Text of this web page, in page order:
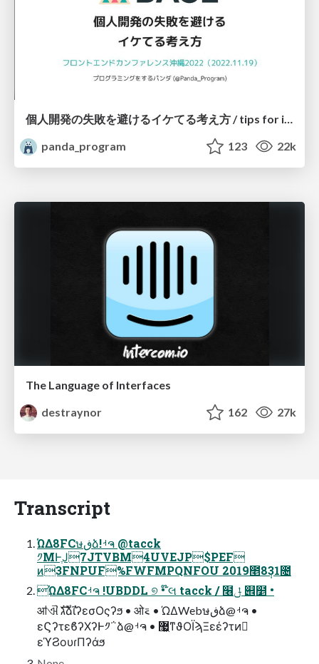
個人開発の失敗を避けるイケてる考え方 / tips for indie hackers
panda_program
123 22k
The Language of Interfaces
destraynor
162 27k
Transcript
ΏΔ8FCษڧձ!ࡳຈ @tacck
༡ΜͰֶͿ7JTVBM4UVEJP$PEF
ͷ3FNPUF%FWFMPQNFOU 2019೥8݄31೔
ΏΔ8FCࡳຈ !UBDDL ୭ • ໊લ tacck / ໦ݪ ୎໵ •
ॴଐ גࣜձࣾϊʔεσΟςʔϧ • ओ࠵ • ΏΔWebษڧձ@ࡳຈ •
εϚʔτεϐʔΧʔͰ༡΅͏ձ@ࡳຈ • ޷͖ͳϑΟΪϡΞεέʔτͷٕ
εϓϨουɾΠʔάϧ